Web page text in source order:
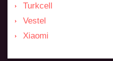
Turkcell
Vestel
Xiaomi